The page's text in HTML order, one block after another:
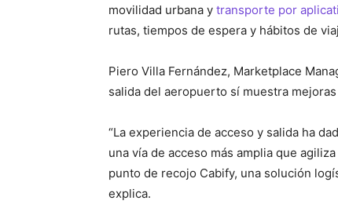
movilidad urbana y transporte por
rutas, tiempos de espera y hábitos de
Piero Villa Fernández, Marketplace
salida del aeropuerto sí muestra
“La experiencia de acceso y salida ha
una vía de acceso más amplia que
punto de recojo Cabify, una solución
explica.